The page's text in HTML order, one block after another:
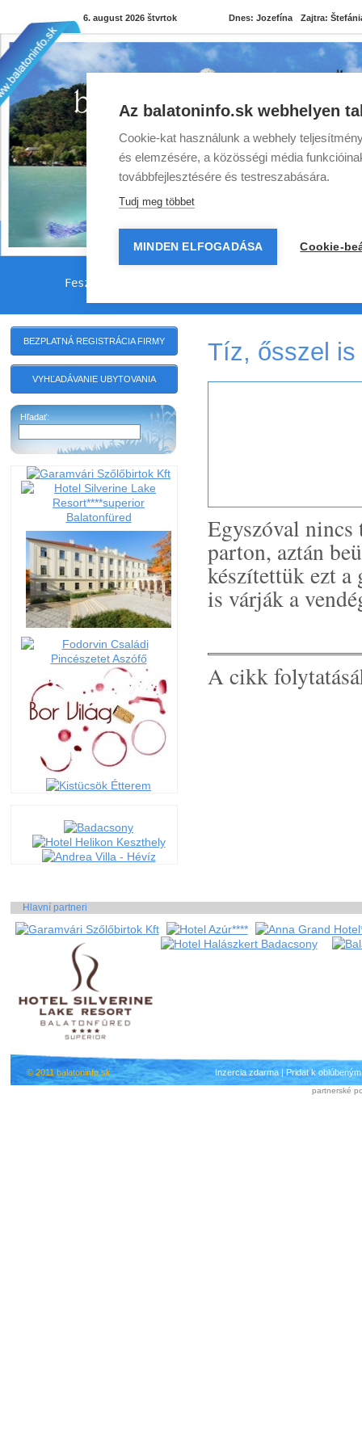
6. august 2026 štvrtok Dnes: Jozefína Zajtra:
Fesztiválok
Tíz, ősszel is
Egyszóval nincs
parton, aztán
készítettük ezt a
is várják a
A cikk
BEZPLATNÁ REGISTRÁCIA FIRMY
VYHĽADÁVANIE UBYTOVANIA
Hľadať:
Hlavní partneri
© 2011 balatoninfo.sk Inzercia zdarma| Pridat k oblúbeným
partnerské
Az balatoninfo.sk webhelyen
Cookie-kat használunk a webhely
és elemzésére, a közösségi média
továbbfejlesztésére és testreszabására.
Tudj meg többet
MINDEN ELFOGADÁSA Cookie-